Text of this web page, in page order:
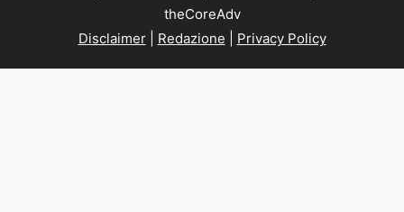
theCoreAdv
Disclaimer| Redazione Privacy Policy